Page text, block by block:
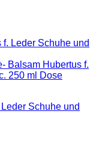
Schuhe und